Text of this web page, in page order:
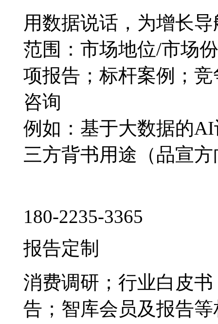
用数据说话，为增长导
范围：市场地位/市场
项报告；标杆案例；
咨询
例如：基于大数据的
三方背书用途（品宣
180-2235-3365
报告定制
消费调研；行业白皮
告；智库会员及报告